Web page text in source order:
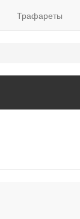
Трафареты